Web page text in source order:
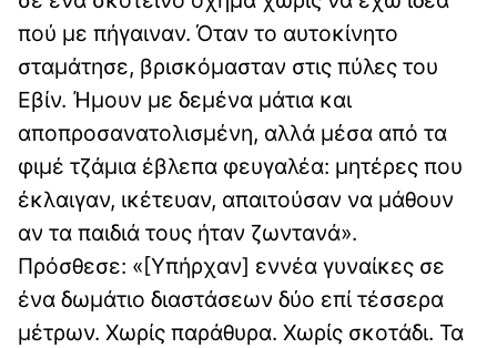
πού με πήγαιναν. Όταν το αυτοκίνητο
σταμάτησε, βρισκόμασταν στις πύλες του
Εβίν. Ήμουν με δεμένα μάτια και
αποπροσανατολισμένη, αλλά μέσα από τα
φιμέ τζάμια έβλεπα φευγαλέα: μητέρες που
έκλαιγαν, ικέτευαν, απαιτούσαν να μάθουν
αν τα παιδιά τους ήταν ζωντανά».
Πρόσθεσε: «[Υπήρχαν] εννέα γυναίκες σε
ένα δωμάτιο διαστάσεων δύο επί τέσσερα
μέτρων. Χωρίς παράθυρα. Χωρίς σκοτάδι. Τα